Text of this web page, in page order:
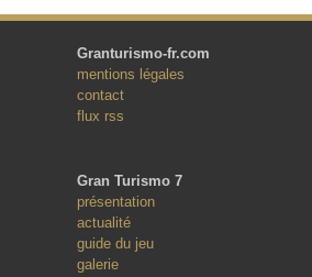
Granturismo-fr.com
mentions légales
contact
flux rss
Gran Turismo 7
présentation
actualité
guide du jeu
galerie